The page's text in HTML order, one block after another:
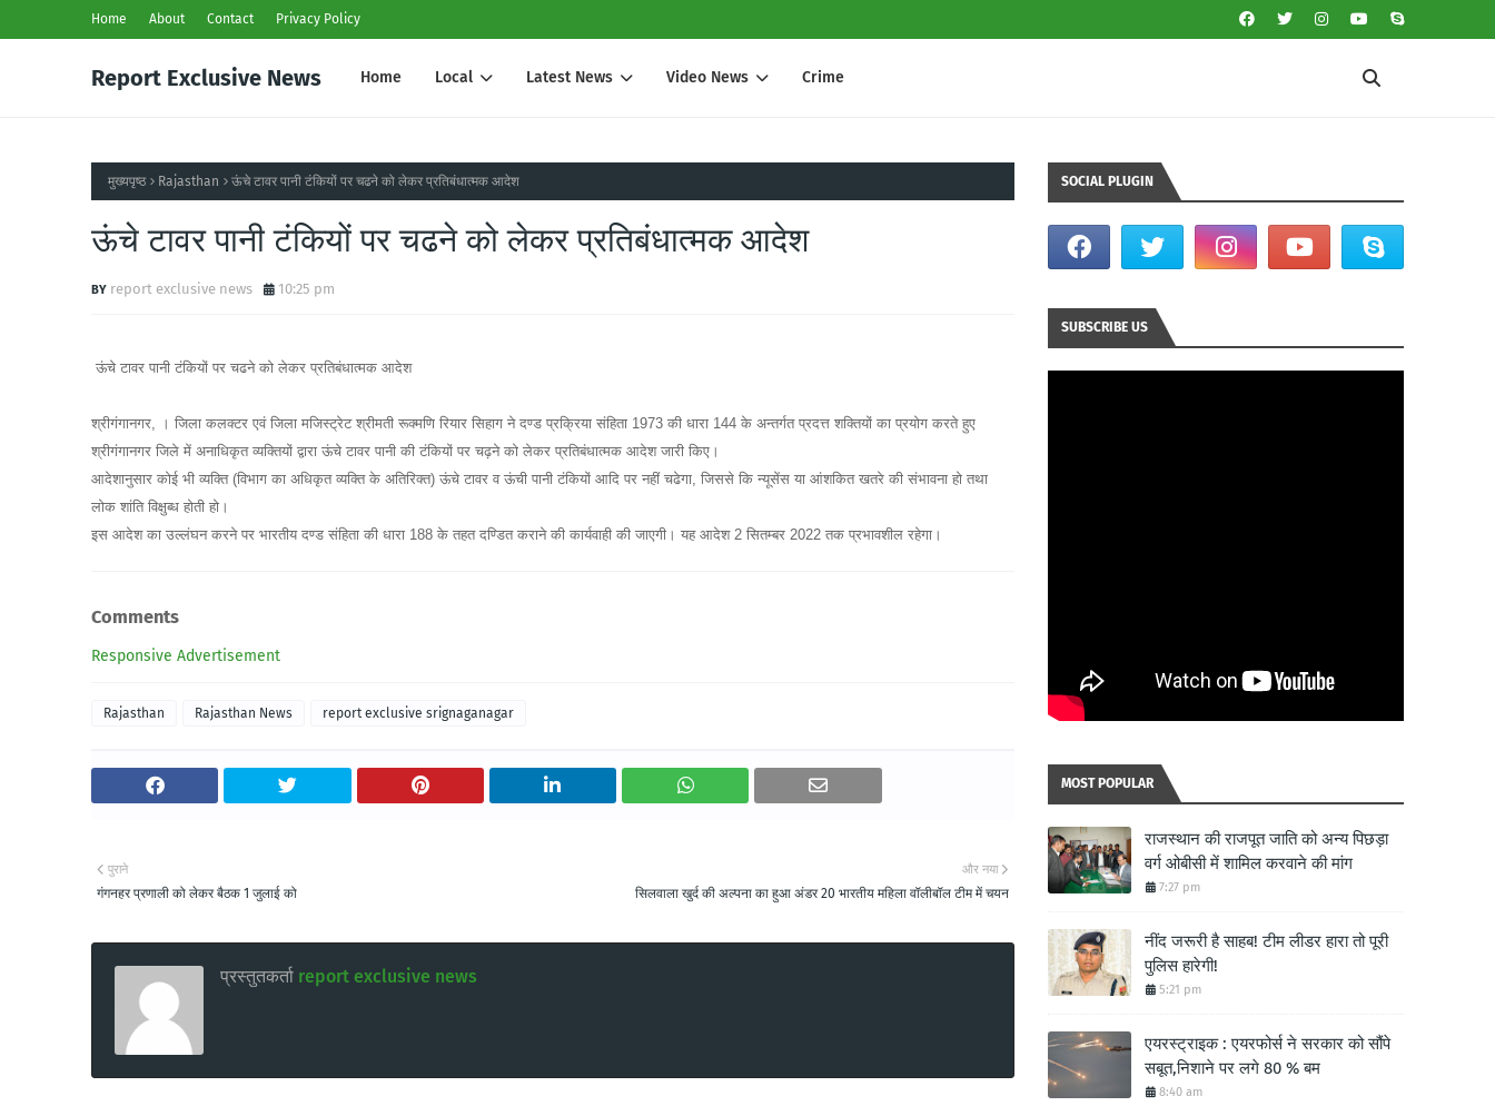
Home About Contact Privacy Policy
Report Exclusive News Home Local Latest News Video News Crime
मुख्यपृष्ठ Rajasthan ऊंचे टावर पानी टंकियों पर चढने को लेकर प्रतिबंधात्मक आदेश
ऊंचे टावर पानी टंकियों पर चढने को लेकर प्रतिबंधात्मक आदेश
report exclusive news 10:25 pm
ऊंचे टावर पानी टंकियों पर चढने को लेकर प्रतिबंधात्मक आदेश
श्रीगंगानगर, । जिला कलक्टर एवं जिला मजिस्ट्रेट श्रीमती रूक्मणि रियार सिहाग ने दण्ड प्रक्रिया संहिता 1973 की धारा 144 के अन्तर्गत प्रदत्त शक्तियों का प्रयोग करते हुए
श्रीगंगानगर जिले में अनाधिकृत व्यक्तियों द्वारा ऊंचे टावर पानी की टंकियों पर चढ़ने को लेकर प्रतिबंधात्मक आदेश जारी किए।
आदेशानुसार कोई भी व्यक्ति (विभाग का अधिकृत व्यक्ति के अतिरिक्त) ऊंचे टावर व ऊंची पानी टंकियों आदि पर नहीं चढेगा, जिससे कि न्यूसेंस या आंशकित खतरे की संभावना हो तथा
लोक शांति विक्षुब्ध होती हो।
इस आदेश का उल्लंघन करने पर भारतीय दण्ड संहिता की धारा 188 के तहत दण्डित कराने की कार्यवाही की जाएगी। यह आदेश 2 सितम्बर 2022 तक प्रभावशील रहेगा।
Comments
Responsive Advertisement
Rajasthan Rajasthan News report exclusive srignaganagar
और नया
सिलवाला खुर्द की अल्पना का हुआ अंडर 20 भारतीय महिला वॉलीबॉल टीम में चयन
पुराने
गंगनहर प्रणाली को लेकर बैठक 1 जुलाई को
प्रस्तुतकर्ता report exclusive news
SOCIAL PLUGIN
SUBSCRIBE US
MOST POPULAR
राजस्थान की राजपूत जाति को अन्य पिछड़ा
वर्ग ओबीसी में शामिल करवाने की मांग
7:27 pm
नींद जरूरी है साहब! टीम लीडर हारा तो पूरी
पुलिस हारेगी!
5:21 pm
एयरस्ट्राइक : एयरफोर्स ने सरकार को सौंपे
सबूत,निशाने पर लगे 80 % बम
8:40 am